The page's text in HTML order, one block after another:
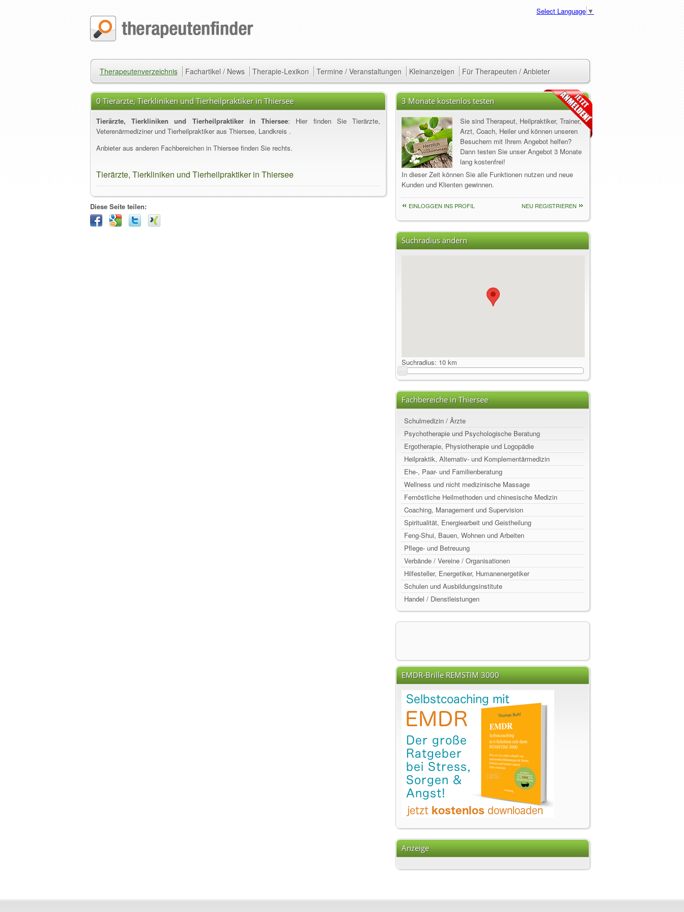
Select Language ▼
Therapeutenverzeichnis Fachartikel / News Therapie-Lexikon Termine / Veranstaltungen Kleinanzeigen Für Therapeuten / Anbieter
0 Tierärzte, Tierkliniken und Tierheilpraktiker in Thiersee
Tierärzte, Tierkliniken und Tierheilpraktiker in Thiersee: Hier finden Sie Tierärzte,
Veterenärmediziner und Tierheilpraktiker aus Thiersee, Landkreis .
Anbieter aus anderen Fachbereichen in Thiersee finden Sie rechts.
Tierärzte, Tierkliniken und Tierheilpraktiker in Thiersee
Diese Seite teilen:
3 Monate kostenlos testen
Sie sind Therapeut, Heilpraktiker, Trainer,
Arzt, Coach, Heiler und können unseren
Besuchern mit Ihrem Angebot helfen?
Dann testen Sie unser Angebot 3 Monate
lang kostenfrei!
In dieser Zeit können Sie alle Funktionen nutzen und neue
Kunden und Klienten gewinnen.
EINLOGGEN INS PROFIL NEU REGISTRIEREN
Suchradius ändern
Suchradius: 10 km
Fachbereiche in Thiersee
Schulmedizin / Ärzte
Psychotherapie und Psychologische Beratung
Ergotherapie, Physiotherapie und Logopädie
Heilpraktik, Alternativ- und Komplementärmedizin
Ehe-, Paar- und Familienberatung
Wellness und nicht medizinische Massage
Fernöstliche Heilmethoden und chinesische Medizin
Coaching, Management und Supervision
Spiritualität, Energiearbeit und Geistheilung
Feng-Shui, Bauen, Wohnen und Arbeiten
Pflege- und Betreuung
Verbände / Vereine / Organisationen
Hilfesteller, Energetiker, Humanenergetiker
Schulen und Ausbildungsinstitute
Handel / Dienstleistungen
EMDR-Brille REMSTIM 3000
Anzeige